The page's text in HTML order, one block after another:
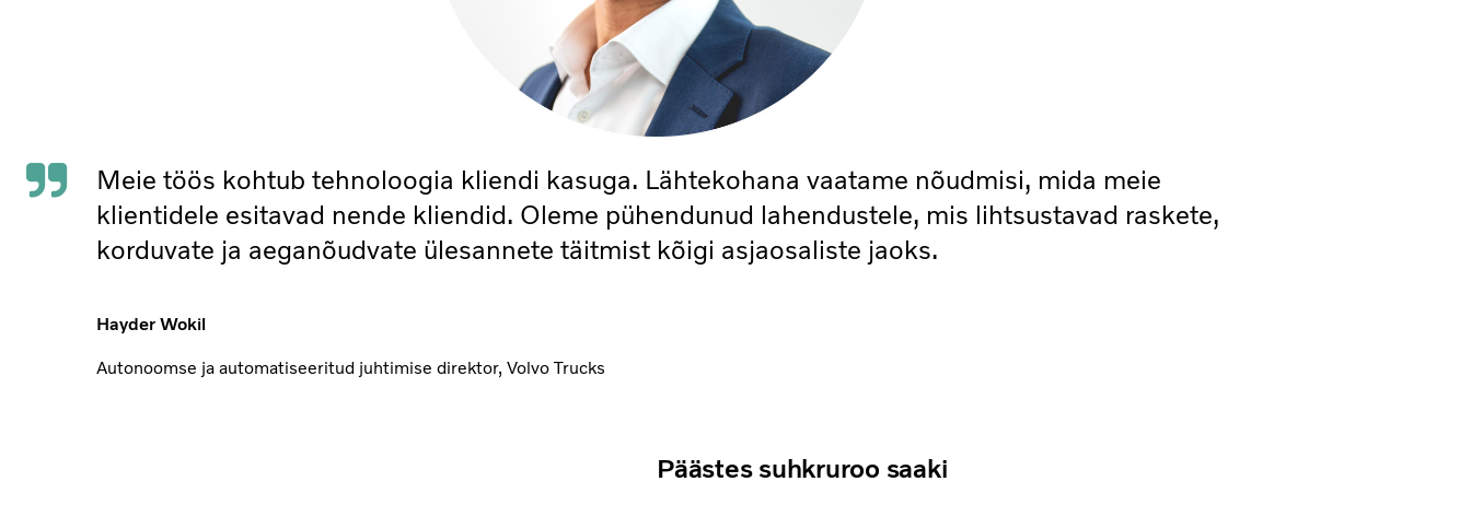
Meie töös kohtub tehnoloogia kliendi kasuga. Lähtekohana vaatame nõudmisi, mida meie
klientidele esitavad nende kliendid. Oleme pühendunud lahendustele, mis lihtsustavad raskete,
korduvate ja aeganõudvate ülesannete täitmist kõigi asjaosaliste jaoks.
Hayder Wokil
Autonoomse ja automatiseeritud juhtimise direktor, Volvo Trucks
Päästes suhkruroo saaki